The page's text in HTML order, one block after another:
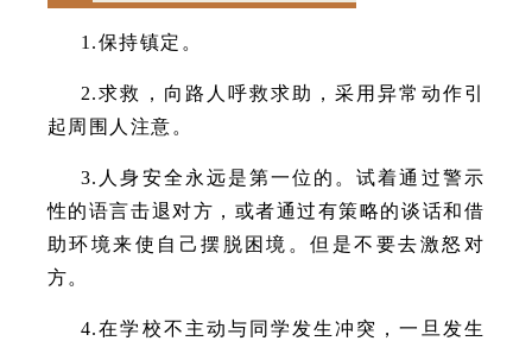
1.保持镇定。
2.求救，向路人呼救求助，采用异常动作引
起周围人注意。
3.人身安全永远是第一位的。试着通过警示
性的语言击退对方，或者通过有策略的谈话和借
助环境来使自己摆脱困境。但是不要去激怒对
方。
4.在学校不主动与同学发生冲突，一旦发生